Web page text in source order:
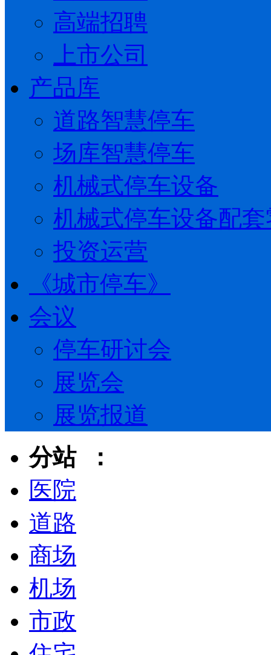
高端招聘
上市公司
产品库
道路智慧停车
场库智慧停车
机械式停车设备
机械式停车设备配
投资运营
《城市停车》
会议
停车研讨会
展览会
展览报道
分站 ：
医院
道路
商场
机场
市政